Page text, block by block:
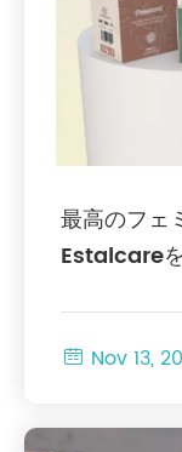
最高のフェ
Estalcare
 Nov 13,